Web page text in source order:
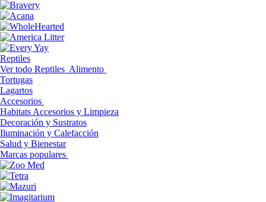
Reptiles
Ver todo Reptiles Alimento
Tortugas
Lagartos
Accesorios
Habitats Accesorios y Limpieza
Decoración y Sustratos
Iluminación y Calefacción
Salud y Bienestar
Marcas populares